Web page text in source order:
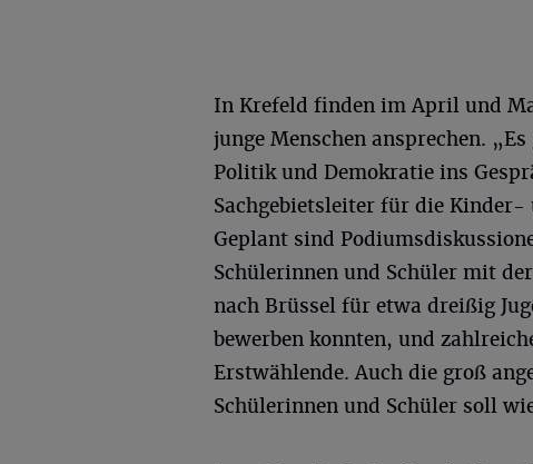
In Krefeld finden im April und
junge Menschen ansprechen.
Politik und Demokratie ins
Sachgebietsleiter für die Kinder-
Geplant sind
Schülerinnen und Schüler mit
nach Brüssel für etwa dreißig
bewerben konnten, und
Erstwählende. Auch die groß
Schülerinnen und Schüler soll